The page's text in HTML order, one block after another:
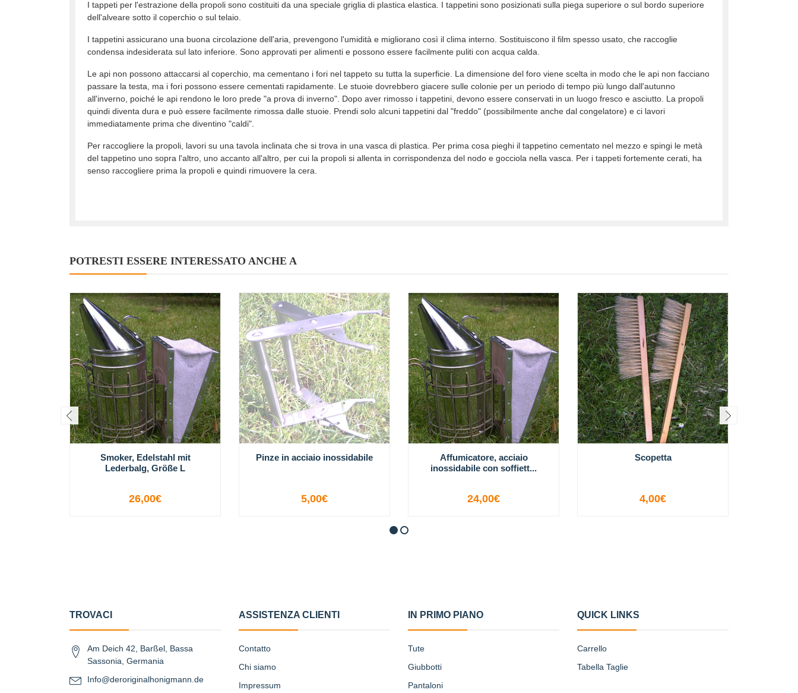
I tappeti per l'estrazione della propoli sono costituiti da una speciale griglia di plastica elastica. I tappetini sono posizionati sulla piega superiore o sul bordo superiore
dell'alveare sotto il coperchio o sul telaio.
I tappetini assicurano una buona circolazione dell'aria, prevengono l'umidità e migliorano così il clima interno. Sostituiscono il film spesso usato, che raccoglie
condensa indesiderata sul lato inferiore. Sono approvati per alimenti e possono essere facilmente puliti con acqua calda.
Le api non possono attaccarsi al coperchio, ma cementano i fori nel tappeto su tutta la superficie. La dimensione del foro viene scelta in modo che le api non facciano
passare la testa, ma i fori possono essere cementati rapidamente. Le stuoie dovrebbero giacere sulle colonie per un periodo di tempo più lungo dall'autunno
all'inverno, poiché le api rendono le loro prede "a prova di inverno". Dopo aver rimosso i tappetini, devono essere conservati in un luogo fresco e asciutto. La propoli
quindi diventa dura e può essere facilmente rimossa dalle stuoie. Prendi solo alcuni tappetini dal "freddo" (possibilmente anche dal congelatore) e ci lavori
immediatamente prima che diventino "caldi".
Per raccogliere la propoli, lavori su una tavola inclinata che si trova in una vasca di plastica. Per prima cosa pieghi il tappetino cementato nel mezzo e spingi le metà
del tappetino uno sopra l'altro, uno accanto all'altro, per cui la propoli si allenta in corrispondenza del nodo e gocciola nella vasca. Per i tappeti fortemente cerati, ha
senso raccogliere prima la propoli e quindi rimuovere la cera.
POTRESTI ESSERE INTERESSATO ANCHE A
Smoker, Edelstahl mit
Lederbalg, Größe L
+
26,00€
Pinze in acciaio inossidabile
NON DISPONIBILE
5,00€
Affumicatore, acciaio
inossidabile con soffiett...
+
24,00€
Scopetta
+
4,00€
TROVACI
Am Deich 42, Barßel, Bassa
Sassonia, Germania
Info@deroriginalhonigmann.de
ASSISTENZA CLIENTI
Contatto
Chi siamo
Impressum
IN PRIMO PIANO
Tute
Giubbotti
Pantaloni
QUICK LINKS
Carrello
Tabella Taglie